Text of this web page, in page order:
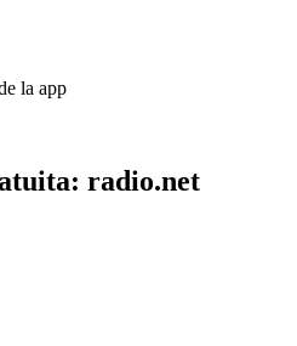
la app
radio.net